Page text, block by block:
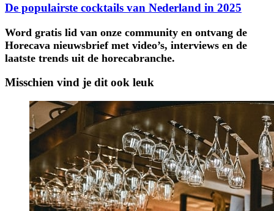
De populairste cocktails van Nederland in 2025
Word gratis lid van onze community en ontvang de
Horecava nieuwsbrief met video’s, interviews en de
laatste trends uit de horecabranche.
Misschien vind je dit ook leuk